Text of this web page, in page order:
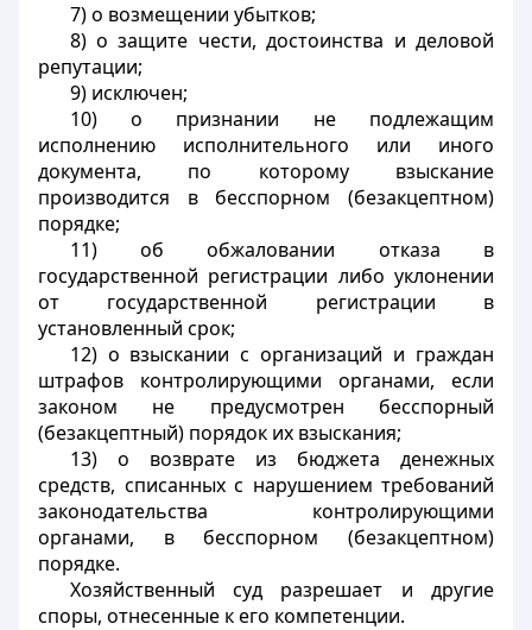
7) о возмещении убытков;
8) о защите чести, достоинства и деловой
репутации;
9) исключен;
10) о признании не подлежащим
исполнению исполнительного или иного
документа, по которому взыскание
производится в бесспорном (безакцептном)
порядке;
11) об обжаловании отказа в
государственной регистрации либо уклонении
от государственной регистрации в
установленный срок;
12) о взыскании с организаций и граждан
штрафов контролирующими органами, если
законом не предусмотрен бесспорный
(безакцептный) порядок их взыскания;
13) о возврате из бюджета денежных
средств, списанных с нарушением требований
законодательства контролирующими
органами, в бесспорном (безакцептном)
порядке.
Хозяйственный суд разрешает и другие
споры, отнесенные к его компетенции.